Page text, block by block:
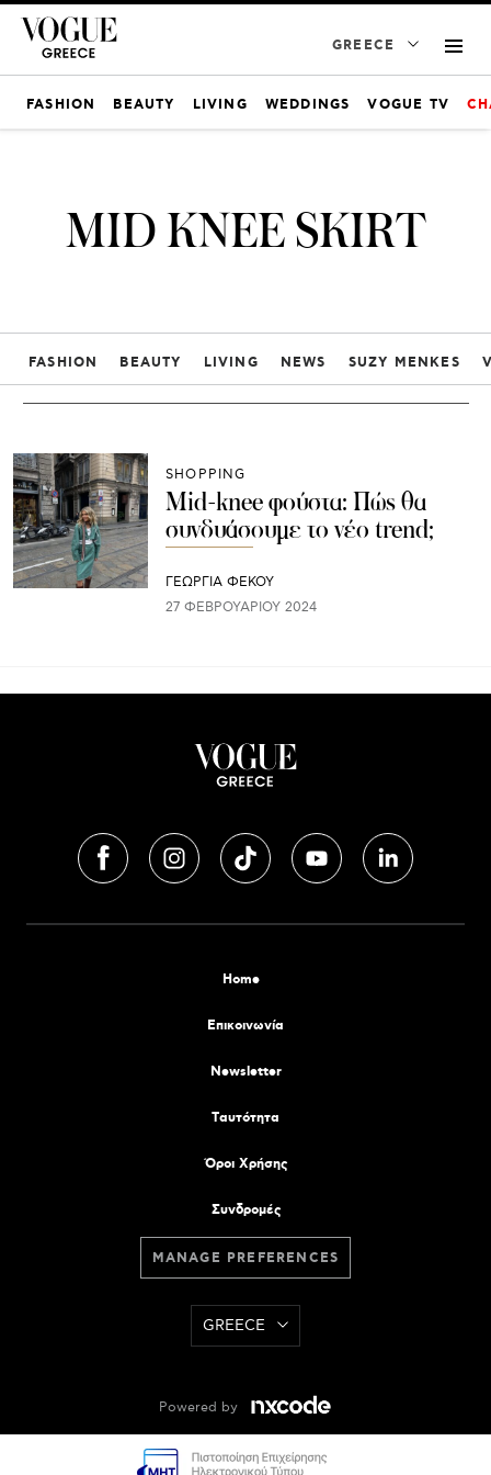
GREECE
FASHION BEAUTY LIVING WEDDINGS VOGUE TV
MID KNEE SKIRT
FASHION BEAUTY LIVING NEWS SUZY MENKES
SHOPPING
Mid-knee φούστα: Πώς θα
συνδυάσουμε το νέο trend;
ΓΕΩΡΓΙΑ ΦΕΚΟΥ
27 ΦΕΒΡΟΥΑΡΊΟΥ 2024
Home
Επικοινωνία
Newsletter
Tαυτότητα
Όροι Χρήσης
Συνδρομές
MANAGE PREFERENCES
GREECE
Powered by